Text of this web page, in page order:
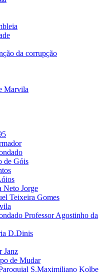
da corrupção
Marvila
de Góis
Neto Jorge
Teixeira Gomes
Professor Agostinho da
D.Dinis
Janz
de Mudar
S.Maximiliano Kolbe